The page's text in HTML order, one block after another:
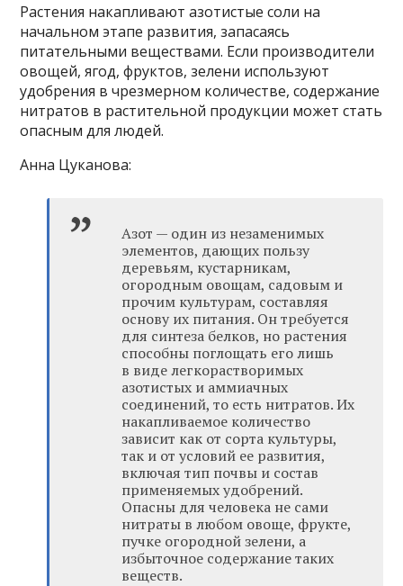
Растения накапливают азотистые соли на
начальном этапе развития, запасаясь
питательными веществами. Если производители
овощей, ягод, фруктов, зелени используют
удобрения в чрезмерном количестве, содержание
нитратов в растительной продукции может стать
опасным для людей.
Анна Цуканова:
Азот — один из незаменимых
элементов, дающих пользу
деревьям, кустарникам,
огородным овощам, садовым и
прочим культурам, составляя
основу их питания. Он требуется
для синтеза белков, но растения
способны поглощать его лишь
в виде легкорастворимых
азотистых и аммиачных
соединений, то есть нитратов. Их
накапливаемое количество
зависит как от сорта культуры,
так и от условий ее развития,
включая тип почвы и состав
применяемых удобрений.
Опасны для человека не сами
нитраты в любом овоще, фрукте,
пучке огородной зелени, а
избыточное содержание таких
веществ.